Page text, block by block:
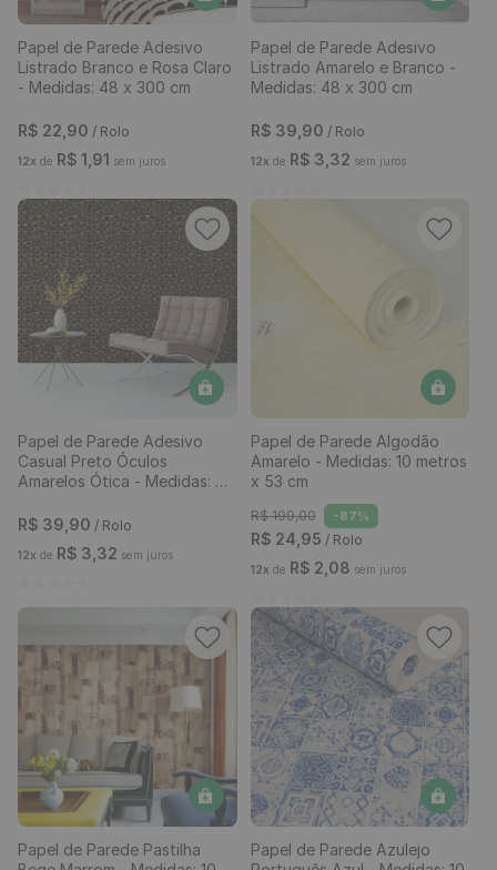
Papel de Parede Adesivo
Listrado Branco e Rosa Claro
- Medidas: 48 x 300 cm
R$ 22 90 / Rolo
12x de R$ 1 91 sem juros
Papel de Parede Adesivo
Listrado Amarelo e Branco -
Medidas: 48 x 300 cm
R$ 39 90 / Rolo
12x de R$ 3 32 sem juros
Papel de Parede Adesivo
Casual Preto Óculos
Amarelos Ótica - Medidas: 48
R$ 39 90 / Rolo
12x de R$ 3 32 sem juros
Papel de Parede Algodão
Amarelo - Medidas: 10 metros
x 53 cm
R$ 199,00 -87%
R$ 24 95 / Rolo
12x de R$ 2 08 sem juros
Papel de Parede Pastilha
Papel de Parede Azulejo